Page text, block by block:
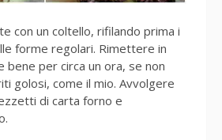
con un coltello, rifilando prima i
forme regolari. Rimettere in
per circa un ora, se non
golosi, come il mio. Avvolgere
di carta forno e